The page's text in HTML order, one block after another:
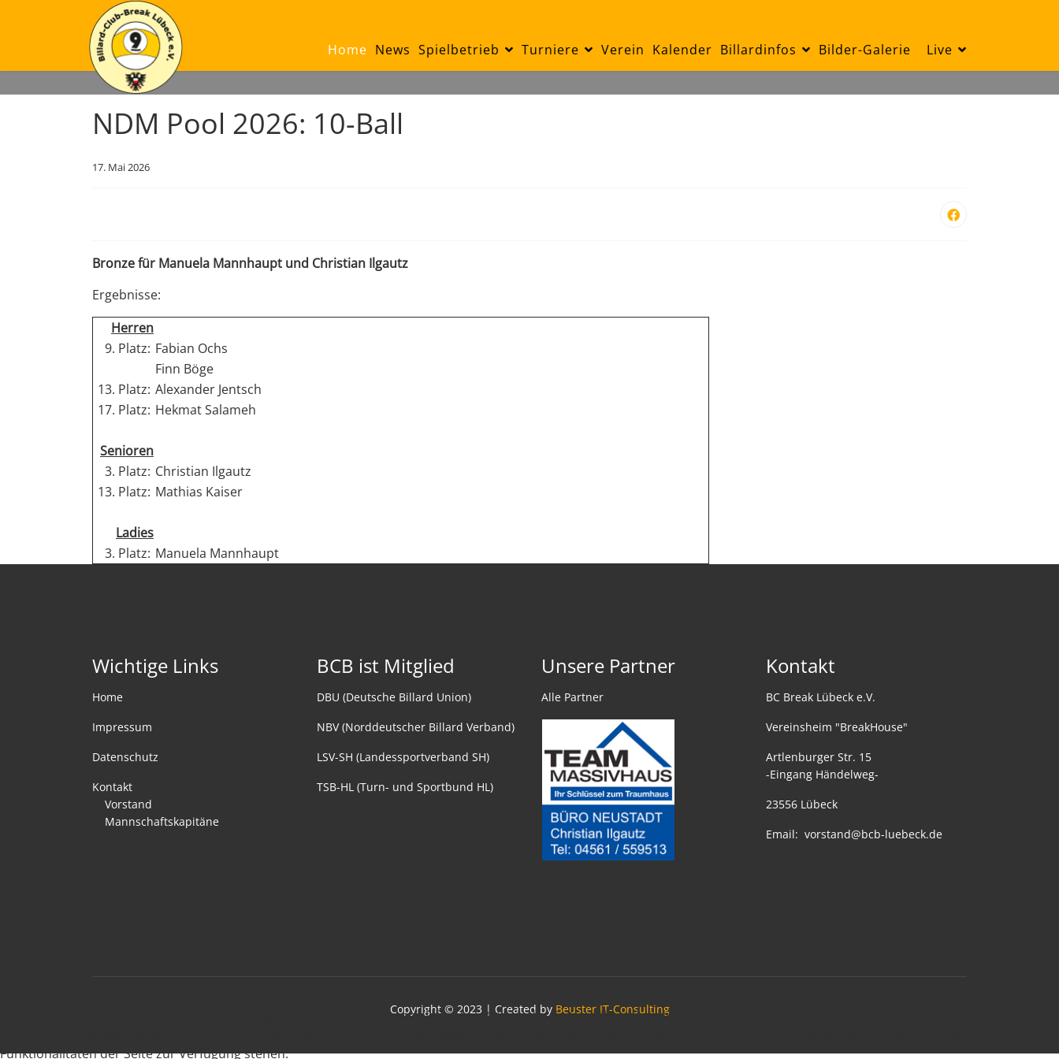
Home News Spielbetrieb Turniere Verein Kalender Billardinfos Bilder-Galerie Live
NDM Pool 2026: 10-Ball
17. Mai 2026
Bronze für Manuela Mannhaupt und Christian Ilgautz
Ergebnisse:
Herren
9. Platz: Fabian Ochs
Finn Böge
13. Platz: Alexander Jentsch
17. Platz: Hekmat Salameh
Senioren
3. Platz: Christian Ilgautz
13. Platz: Mathias Kaiser
Ladies
3. Platz: Manuela Mannhaupt
Wichtige Links
Home
Impressum
Datenschutz
Kontakt
Vorstand
Mannschaftskapitäne
BCB ist Mitglied
DBU (Deutsche Billard Union)
NBV (Norddeutscher Billard Verband)
LSV-SH (Landessportverband SH)
TSB-HL (Turn- und Sportbund HL)
Unsere Partner
Alle Partner
Kontakt
BC Break Lübeck e.V.
Vereinsheim "BreakHouse"
Artlenburger Str. 15
-Eingang Händelweg-
23556 Lübeck
Email: vorstand@bcb-luebeck.de
Copyright © 2023 | Created by Beuster IT-Consulting
Wir nutzen Cookies auf unserer Website. Einige von ihnen sind essenziell für den Betrieb der Seite, während andere uns helfen, diese Website und die Nutzererfahrung zu
Funktionalitäten der Seite zur Verfügung stehen.